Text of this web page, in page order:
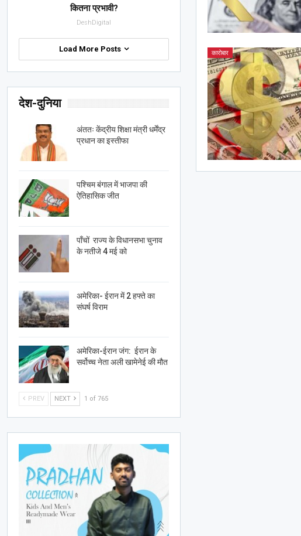
कारोबार
कितना प्रभावी?
DeshDigital
Load More Posts
देश-दुनिया
अंततः केंद्रीय शिक्षा मंत्री धर्मेंद्र
प्रधान का इस्तीफा
पश्चिम बंगाल में भाजपा की
ऐतिहासिक जीत
पाँचों राज्य के विधानसभा चुनाव
के नतीजे 4 मई को
अमेरिका- ईरान में 2 हफ्ते का
संघर्ष विराम
अमेरिका-ईरान जंग: ईरान के
सर्वोच्च नेता अली खामेनेई की मौत
PREV NEXT 1 of 765